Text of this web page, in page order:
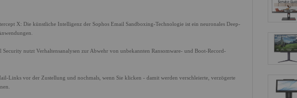
X: Die künstliche Intelligenz der Sophos Email Sandboxing-Technologie ist ein neuronales Deep-
nutzt Verhaltensanalysen zur Abwehr von unbekannten Ransomware- und Boot-Record-
Links vor der Zustellung und nochmals, wenn Sie klicken - damit werden verschleierte, verzögerte